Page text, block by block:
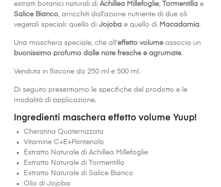
estratti botanici naturali di Achillea Millefoglie, Tormentilla e
Salice Bianco, arricchiti dall’azione nutriente di due oli
vegetali speciali: quello di Jojoba e quello di Macadamia.
Una maschera speciale, che all’effetto volumeassocia un
buonissimo profumo dalle note fresche e agrumate.
Venduta in flacone da 250 ml e 500 ml.
Di seguito presentiamo le specifiche del prodotto e le
modalità di applicazione.
Ingredienti maschera effetto volume Yuup!
Cheratina Quaternizzata
Vitamine C+E+Pantenolo
Estratto Naturale di Achillea Millefoglie
Estratto Naturale di Tormentilla
Estratto Naturale di Salice Bianco
Olio di Jojoba